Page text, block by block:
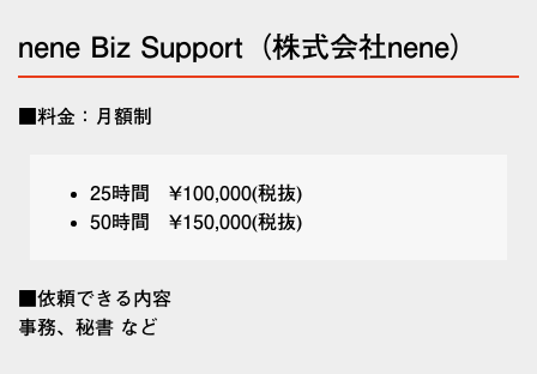
nene Biz Support（株式会社nene）
■料金：月額制
25時間 ¥100,000(税抜)
50時間 ¥150,000(税抜)
■依頼できる内容
事務、秘書 など